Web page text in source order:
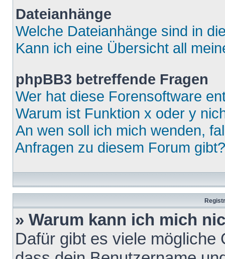
Dateianhänge
Welche Dateianhänge sind in
Kann ich eine Übersicht all
phpBB3 betreffende Fragen
Wer hat diese Forensoftware
Warum ist Funktion x oder y
An wen soll ich mich wenden,
Anfragen zu diesem Forum gibt?
» Warum kann ich mich
Dafür gibt es viele